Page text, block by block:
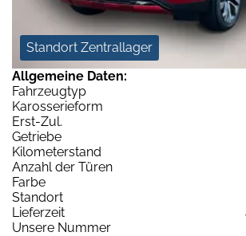
Standort Zentrallager
Allgemeine Daten:
Fahrzeugtyp
Karosserieform
Erst-Zul.
Getriebe
Kilometerstand
Anzahl der Türen
Farbe
Standort
Lieferzeit
Unsere Nummer